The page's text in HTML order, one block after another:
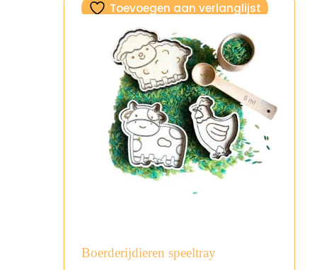
Toevoegen aan verlanglijst
Boerderijdieren speeltray